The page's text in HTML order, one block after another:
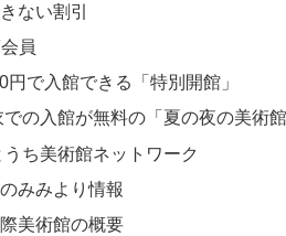
ない割引
員
円で入館できる「特別開館」
の入館が無料の「夏の夜の美術館
うち美術館ネットワーク
みみより情報
美術館の概要